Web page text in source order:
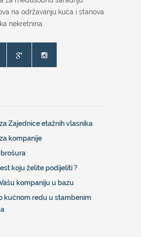
na održavanju kuća i stanova
nekretnina.
Zajednice etažnih vlasnika
kompanije
brošura
koju želite podijeliti ?
kompaniju u bazu
kućnom redu u stambenim